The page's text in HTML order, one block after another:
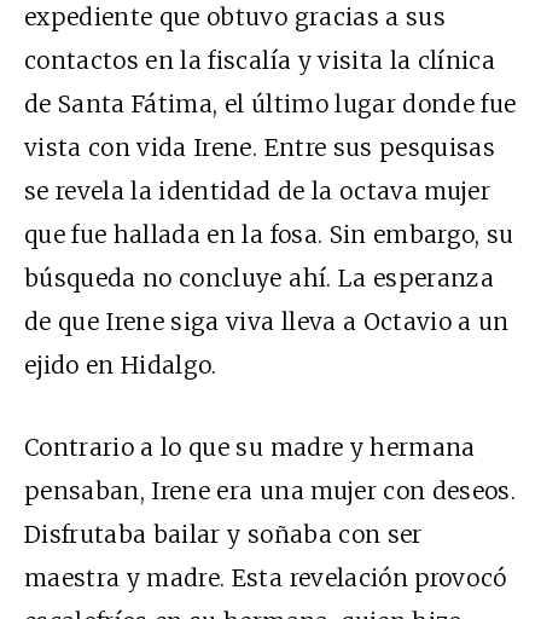
expediente que obtuvo gracias a sus
contactos en la fiscalía y visita la clínica
de Santa Fátima, el último lugar donde fue
vista con vida Irene. Entre sus pesquisas
se revela la identidad de la octava mujer
que fue hallada en la fosa. Sin embargo, su
búsqueda no concluye ahí. La esperanza
de que Irene siga viva lleva a Octavio a un
ejido en Hidalgo.
Contrario a lo que su madre y hermana
pensaban, Irene era una mujer con deseos.
Disfrutaba bailar y soñaba con ser
maestra y madre. Esta revelación provocó